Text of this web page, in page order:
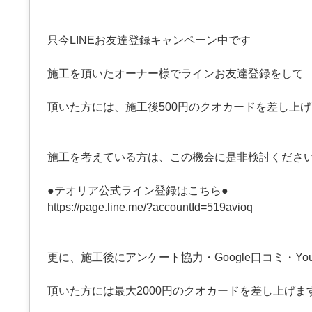
只今LINEお友達登録キャンペーン中です
施工を頂いたオーナー様でラインお友達登録をして
頂いた方には、施工後500円のクオカードを差し上
施工を考えている方は、この機会に是非検討くださ
●テオリア公式ライン登録はこちら●
https://page.line.me/?accountId=519avioq
更に、施工後にアンケート協力・Google口コミ・
頂いた方には最大2000円のクオカードを差し上げま